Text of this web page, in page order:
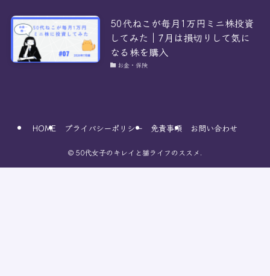
50代ねこが毎月1万円ミニ株投資
してみた｜7月は損切りして気に
なる株を購入
お金・保険
HOME プライバシーポリシー 免責事項 お問い合わせ
© 50代女子のキレイと猫ライフのススメ.